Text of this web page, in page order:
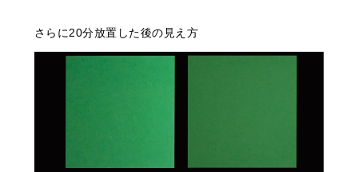
さらに20分放置した後の見え方